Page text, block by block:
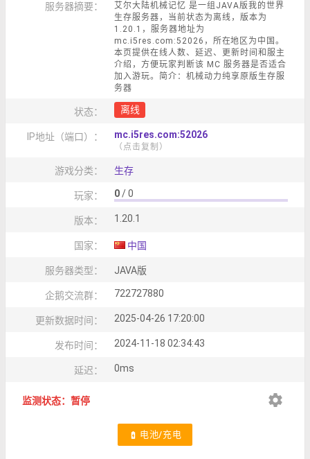
服务器摘要：
艾尔大陆机械记忆 是一组JAVA版我的世界
生存服务器，当前状态为离线，版本为
1.20.1，服务器地址为
mc.i5res.com:52026，所在地区为中国。
本页提供在线人数、延迟、更新时间和服主
介绍，方便玩家判断该 MC 服务器是否适合
加入游玩。简介：机械动力纯享原版生存服
务器
状态： 离线
IP地址（端口）： mc.i5res.com:52026
（点击复制）
游戏分类： 生存
玩家： 0/ 0
版本： 1.20.1
国家： 中国
服务器类型： JAVA版
企鹅交流群： 722727880
更新数据时间： 2025-04-26 17:20:00
发布时间： 2024-11-18 02:34:43
延迟： 0ms
监测状态：暂停 settings
battery_charging_full 电池/充电